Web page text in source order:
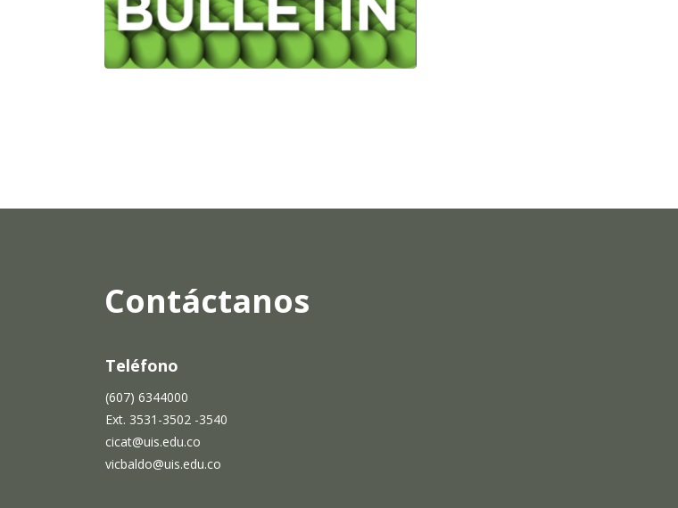
Contáctanos
Teléfono
(607) 6344000
Ext. 3531-3502 -3540
cicat@uis.edu.co
vicbaldo@uis.edu.co